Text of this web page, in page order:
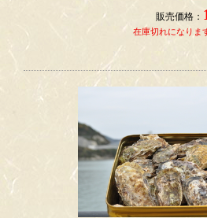
します。
2026年4月1日（水）発送分よ
用」
安心・安全な牡蠣をお届けするた
い申し上げます
2026.3.1
本年の瀬戸内海域 カキ大量死
ており、
出荷できるレベルのカキの在庫
販売価格：
在庫切れになりま